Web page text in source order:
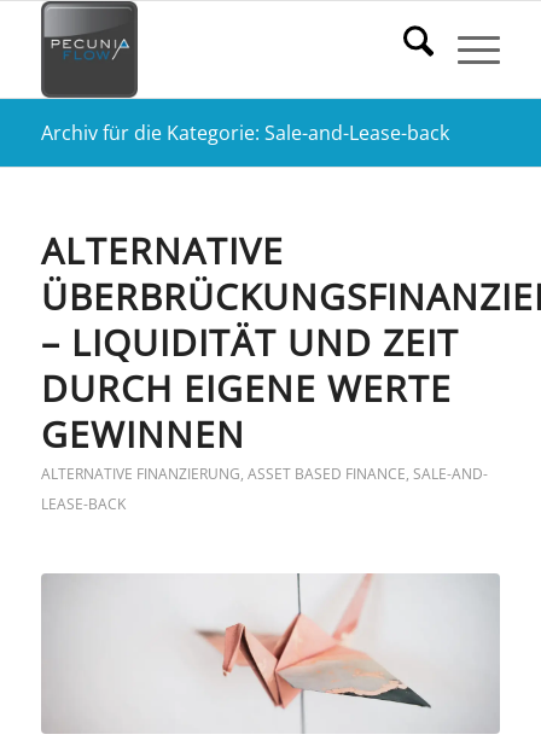
Archiv für die Kategorie: Sale-and-Lease-back
ALTERNATIVE
– LIQUIDITÄT UND ZEIT
DURCH EIGENE WERTE
GEWINNEN
ALTERNATIVE FINANZIERUNG, ASSET BASED FINANCE, SALE-AND-
LEASE-BACK